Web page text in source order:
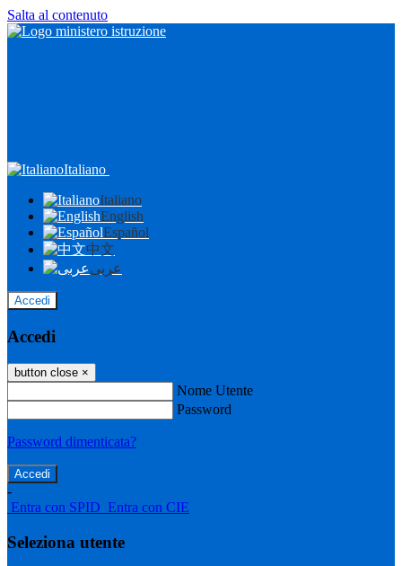
Salta al contenuto
Italiano
Italiano
English
Español
中文
عربى
Accedi
Accedi
button close ×
Nome Utente
Password
Password dimenticata?
-
Entra con SPID Entra con CIE
Seleziona utente